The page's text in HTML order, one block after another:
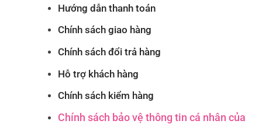
Hướng dẫn thanh toán
Chính sách giao hàng
Chính sách đổi trả hàng
Hỗ trợ khách hàng
Chính sách kiểm hàng
Chính sách bảo vệ thông tin cá nhân của